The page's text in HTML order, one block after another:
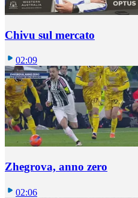
Chivu sul mercato
02:09
Zhegrova, anno zero
02:06